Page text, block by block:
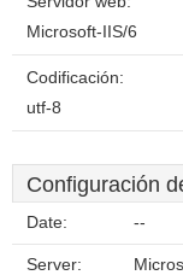
Microsoft-IIS/6
Codificación:
utf-8
Configuración
Date: --
Server: